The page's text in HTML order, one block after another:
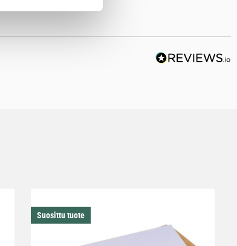
Suosittu tuote